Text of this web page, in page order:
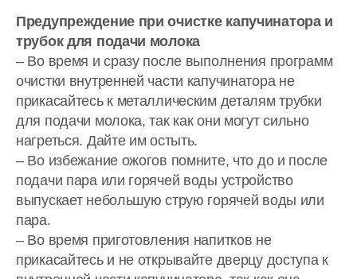
Предупреждение при очистке капучинатора и
трубок для подачи молока
– Во время и сразу после выполнения программ
очистки внутренней части капучинатора не
прикасайтесь к металлическим деталям трубки
для подачи молока, так как они могут сильно
нагреться. Дайте им остыть.
– Во избежание ожогов помните, что до и после
подачи пара или горячей воды устройство
выпускает небольшую струю горячей воды или
пара.
– Во время приготовления напитков не
прикасайтесь и не открывайте дверцу доступа к